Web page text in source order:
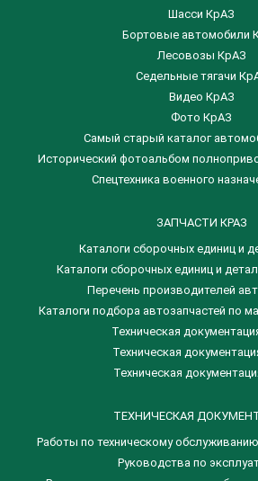
Шасси КрАЗ
Бортовые автомобили
Лесовозы КрАЗ
Седельные тягачи
Видео КрАЗ
Фото КрАЗ
Самый старый каталог
Исторический фотоальбом
Спецтехника военного
ЗАПЧАСТИ КРАЗ
Каталоги сборочных единиц и
​Каталоги сборочных единиц и
Перечень производителей
Каталоги подбора автозапчастей по
Техническая
Техническая
Техническая
ТЕХНИЧЕСКАЯ
Работы по техническому
Руководства по